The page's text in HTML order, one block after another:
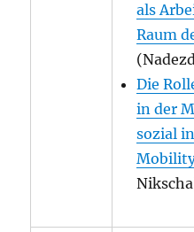
als
Raum
Die
in der
sozial